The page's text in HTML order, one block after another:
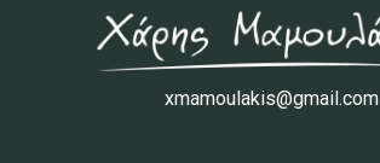
xmamoulakis@gmail.com